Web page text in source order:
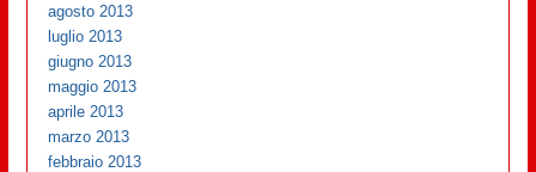
agosto 2013
luglio 2013
giugno 2013
maggio 2013
aprile 2013
marzo 2013
febbraio 2013